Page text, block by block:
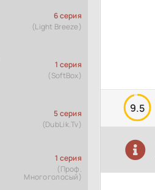
6 серия
(Light Breeze)
1 серия
(SoftBox)
5 серия
(DubLik.Tv)
1 серия
(Проф.
Многоголосый)
9.5